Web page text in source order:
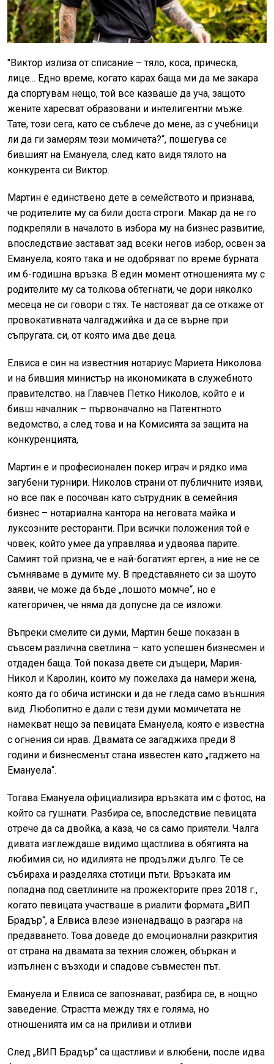
"Виктор излиза от списание – тяло, коса, прическа,
лице... Едно време, когато карах баща ми да ме закара
да спортувам нещо, той все казваше да уча, защото
жените харесват образовани и интелигентни мъже.
Тате, този сега, като се съблече до мене, аз с учебници
ли да ги замерям тези момичета?“, пошегува се
бившият на Емануела, след като видя тялото на
конкурента си Виктор.
Мартин е единствено дете в семейството и признава,
че родителите му са били доста строги. Макар да не го
подкрепяли в началото в избора му на бизнес развитие,
впоследствие застават зад всеки негов избор, освен за
Емануела, която така и не одобряват по време бурната
им 6-годишна връзка. В един момент отношенията му с
родителите му са толкова обтегнати, че дори няколко
месеца не си говори с тях. Те настояват да се откаже от
провокативната чалгаджийка и да се върне при
съпругата. си, от която има две деца.
Елвиса е син на известния нотариус Мариета Николова
и на бившия министър на икономиката в служебното
правителство. на Главчев Петко Николов, който е и
бивш началник – първоначално на Патентното
ведомство, а след това и на Комисията за защита на
конкуренцията,
Мартин е и професионален покер играч и рядко има
загубени турнири. Николов страни от публичните изяви,
но все пак е посочван като сътрудник в семейния
бизнес – нотариална кантора на неговата майка и
луксозните ресторанти. При всички положения той е
човек, който умее да управлява и удвоява парите.
Самият той призна, че е най-богатият ерген, а ние не се
съмняваме в думите му. В представянето си за шоуто
заяви, че може да бъде „лошото момче“, но е
категоричен, че няма да допусне да се изложи.
Въпреки смелите си думи, Мартин беше показан в
съвсем различна светлина – като успешен бизнесмен и
отдаден баща. Той показа двете си дъщери, Мария-
Никол и Каролин, които му пожелаха да намери жена,
която да го обича истински и да не гледа само външния
вид. Любопитно е дали с тези думи момичетата не
намекват нещо за певицата Емануела, която е известна
с огнения си нрав. Двамата се загаджиха преди 8
години и бизнесменът стана известен като „гаджето на
Емануела“.
Тогава Емануела официализира връзката им с фотос, на
който са гушнати. Разбира се, впоследствие певицата
отрече да са двойка, а каза, че са само приятели. Чалга
дивата изглеждаше видимо щастлива в обятията на
любимия си, но идилията не продължи дълго. Те се
събираха и разделяха стотици пъти. Връзката им
попадна под светлините на прожекторите през 2018 г.,
когато певицата участваше в риалити формата „ВИП
Брадър“, а Елвиса влезе изненадващо в разгара на
предаването. Това доведе до емоционални разкрития
от страна на двамата за техния сложен, объркан и
изпълнен с възходи и спадове съвместен път.
Емануела и Елвиса се запознават, разбира се, в нощно
заведение. Страстта между тях е голяма, но
отношенията им са на приливи и отливи
След „ВИП Брадър“ са щастливи и влюбени, после идва